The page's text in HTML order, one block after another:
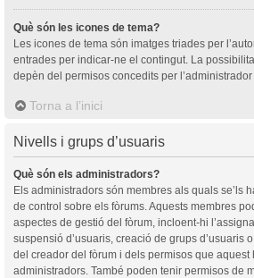
Què són les icones de tema?
Les icones de tema són imatges triades per
entrades per indicar-ne el contingut. La
depèn del permisos concedits per l’administrador
Torna a l’inici
Nivells i grups d’usuaris
Què són els administradors?
Els administradors són membres als quals se’ls
de control sobre els fòrums. Aquests membres
aspectes de gestió del fòrum, incloent-hi
suspensió d’usuaris, creació de grups d’usuaris
del creador del fòrum i dels permisos que aquest
administradors. També poden tenir permisos de